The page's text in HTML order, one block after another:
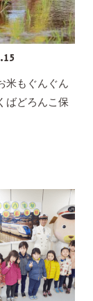
米もぐんぐん
ばどろんこ保